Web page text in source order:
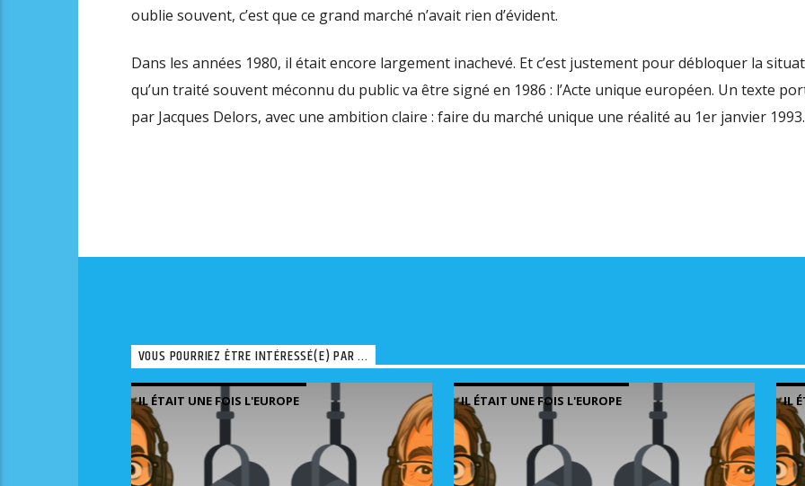
ou
le
oublie souvent, c’est que ce grand marché n’avait rien d’évident.
Dans les années 1980, il était encore largement inachevé. Et c’est justement pour débloquer la
qu’un traité souvent méconnu du public va être signé en 1986 : l’Acte unique européen. Un texte
par Jacques Delors, avec une ambition claire : faire du marché unique une réalité au 1er janvier 1993.
VOUS POURRIEZ ÊTRE INTÉRESSÉ(E) PAR ...
IL ÉTAIT UNE FOIS L'EUROPE IL ÉTAIT UNE FOIS L'EUROPE IL